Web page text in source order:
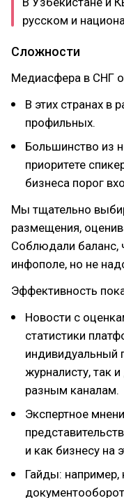
русском и
Сложности
Медиасфера в СНГ
В этих странах
профильных.
Большинство из
приоритете
бизнеса порог
Мы тщательно
размещения,
Соблюдали баланс,
инфополе, но не
Эффективность
Новости с
статистики
индивидуальный
журналисту, так
разным каналам.
Экспертное
и как бизнесу на
Гайды: например,